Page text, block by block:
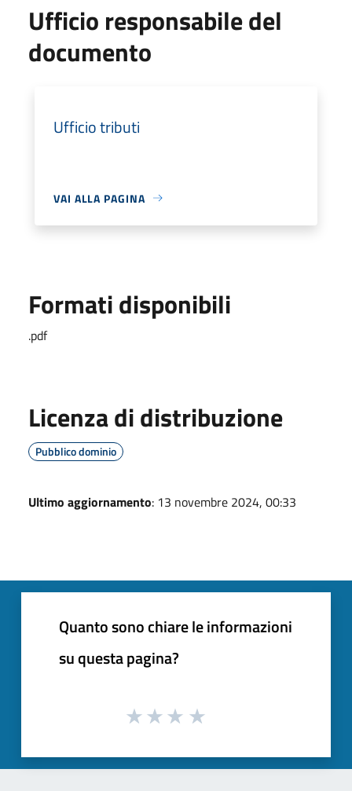
Ufficio responsabile del
documento
Ufficio tributi
VAI ALLA PAGINA
Formati disponibili
.pdf
Licenza di distribuzione
Pubblico dominio
Ultimo aggiornamento: 13 novembre 2024, 00:33
Quanto sono chiare le informazioni
su questa pagina?